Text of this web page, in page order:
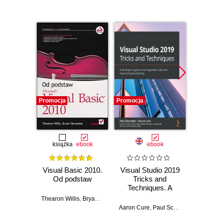
Promocja
książka ebook
Visual Basic 2010.
Od podstaw
Thearon Willis, Bryan Newsome
Promocja
ebook
Visual Studio 2019
Tricks and
Techniques. A
to writing better
Aaron Cure, Paul Schroeder